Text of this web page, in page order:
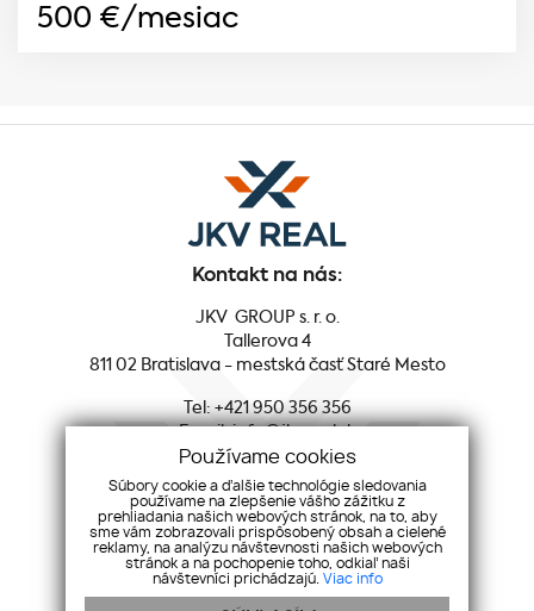
500 €/mesiac
Kontakt na nás:
JKV GROUP s. r. o.
Tallerova 4
811 02 Bratislava - mestská časť Staré Mesto
Tel:+421 950 356 356
Sociálne siete:
Facebook
Youtube
Instagram
LinkedIn
Používame cookies
Súbory cookie a ďalšie technológie sledovania
používame na zlepšenie vášho zážitku z
prehliadania našich webových stránok, na to, aby
sme vám zobrazovali prispôsobený obsah a cielené
reklamy, na analýzu návštevnosti našich webových
stránok a na pochopenie toho, odkiaľ naši
návštevníci prichádzajú. Viac info